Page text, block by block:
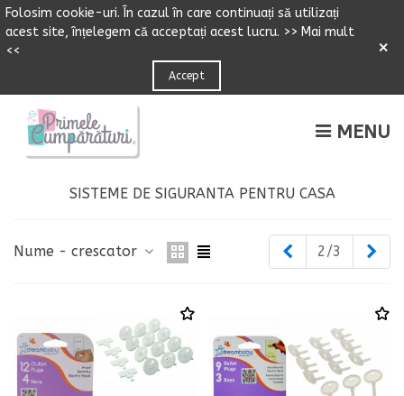
Folosim cookie-uri. n cazulîn care continuați să utilizați
acest site,înțelegem că acceptați acest lucru. >> Mai mult
<<
Accept
×
MENU
SISTEME DE SIGURANTA PENTRU CASA
Nume - crescator Inapoi
2/3